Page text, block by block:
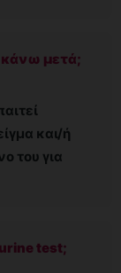
κάνω μετά;
και/ή
του για
test;